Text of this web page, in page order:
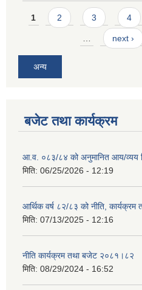
Pages
1 2 3 4
… next ›
अन्य
बजेट तथा कार्यक्रम
आ.व. ०८३/८४ को अनुमानित आय/व्यय
मिति: 06/25/2026 - 12:19
आर्थिक वर्ष ८२/८३ को नीति, कार्यक्रम
मिति: 07/13/2025 - 12:16
नीति कार्यक्रम तथा बजेट २०८१।८२
मिति: 08/29/2024 - 16:52